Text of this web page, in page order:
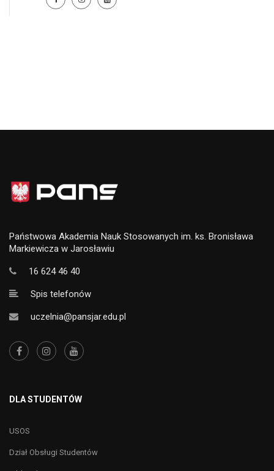
Państwowa Akademia Nauk Stosowanych im. ks. Bronisława
Markiewicza w Jarosławiu
16 624 46 40
Spis telefonów
uczelnia@pansjar.edu.pl
DLA STUDENTÓW
USOS
Dział Obsługi Studentów